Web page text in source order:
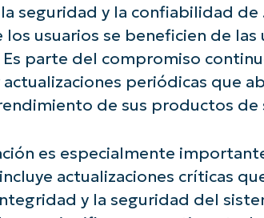
seguridad y la confiabilidad de
los usuarios se beneficien de las
Es parte del compromiso
periódicas que
de sus productos de
es especialmente
actualizaciones críticas
y la seguridad del